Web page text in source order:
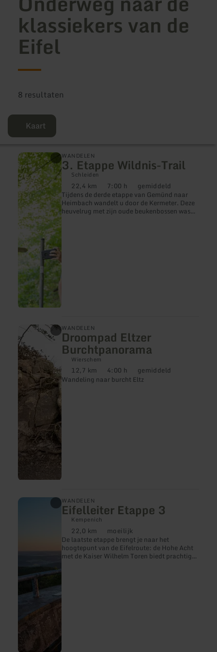
klassiekers van de
Eifel
8 resultaten
Kaart
WANDELEN
3. Etappe Wildnis-Trail
Schleiden
Afstand:
22,4 km Duur:
7:00 h Moeilijkheidsgraad:
gemiddeld
Tijdens de derde etappe van Gemünd naar
Heimbach wandelt u door de Kermeter. Deze
heuvelrug met zijn oude beukenbossen was
meer
informatie
over:
3.
Etappe
Wildnis-
Trail
WANDELEN
Droompad Eltzer
Burchtpanorama
Wierschem
Afstand:
12,7 km Duur:
4:00 h Moeilijkheidsgraad:
gemiddeld
Wandeling naar burcht Eltz
meer
informatie
over:
Droompad
Eltzer
Burchtpanorama
WANDELEN
Eifelleiter Etappe 3
Kempenich
Afstand:
22,0 km Moeilijkheidsgraad:
moeilijk
De laatste etappe brengt je naar het
hoogtepunt van de Eifelroute: de Hohe Acht
met de Kaiser Wilhelm Toren biedt prachtige
meer